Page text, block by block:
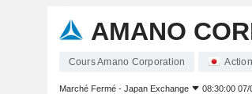
AMANO
Cours Amano Corporation
Marché Fermé - Japan Exchange 08:30:00 07/